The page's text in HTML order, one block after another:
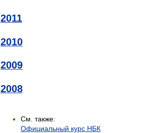
2011
2010
2009
2008
См. также:
Официальный курс НБК